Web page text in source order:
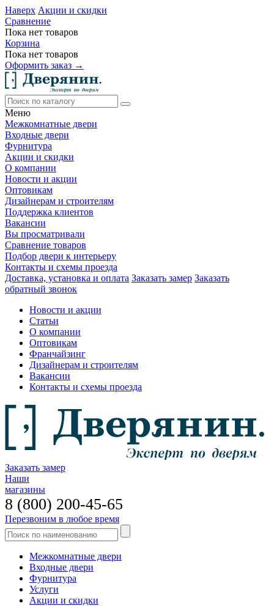
Наверх Акции и скидки
Сравнение
Пока нет товаров
Корзина
Пока нет товаров
Оформить заказ →
Меню
Межкомнатные двери
Входные двери
Фурнитура
Акции и скидки
О компании
Новости и акции
Оптовикам
Дизайнерам и строителям
Поддержка клиентов
Вакансии
Вы просматривали
Сравнение товаров
Подбор двери к интерьеру
Контакты и схемы проезда
Доставка, установка и оплата Заказать замер Заказать
обратный звонок
Новости и акции
Статьи
О компании
Оптовикам
Франчайзинг
Дизайнерам и строителям
Вакансии
Контакты и схемы проезда
Заказать замер
Наши
магазины
8 (800) 200-45-65
Перезвоним в любое время
Межкомнатные двери
Входные двери
Фурнитура
Услуги
Акции и скидки